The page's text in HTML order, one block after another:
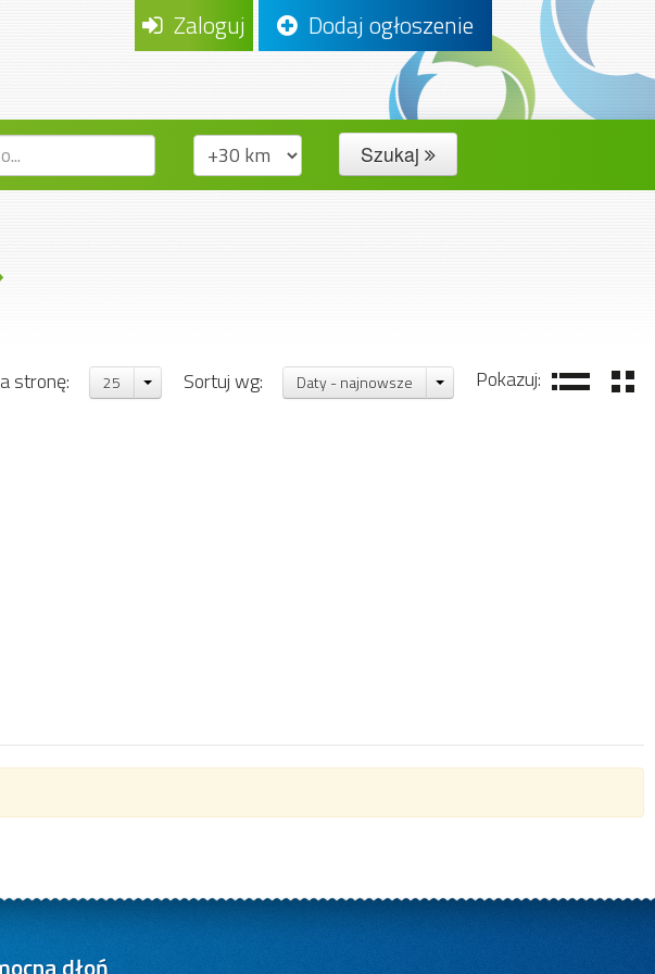
Zaloguj Dodaj ogłoszenie
Szukaj
Pokazuj:
Sortuj wg: Daty - najnowsze
stronę: 25